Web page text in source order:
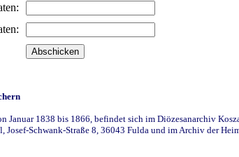
Januar 1838 bis 1866, befindet sich im Diözesanarchiv
Josef-Schwank-Straße 8, 36043 Fulda und im Archiv der